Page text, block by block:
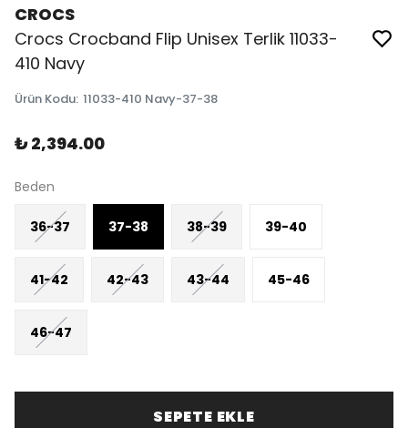
CROCS
Crocs Crocband Flip Unisex Terlik 11033-
410 Navy
Ürün Kodu: 11033-410 Navy-37-38
₺ 2,394.00
Beden
36-37 37-38 38-39 39-40
41-42 42-43 43-44 45-46
46-47
SEPETE EKLE